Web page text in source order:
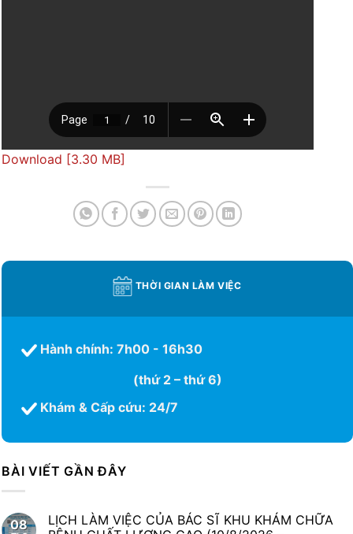
Download [3.30 MB]
THỜI GIAN LÀM VIỆC
Hành chính: 7h00 - 16h30
(thứ 2 – thứ 6)
Khám & Cấp cứu: 24/7
BÀI VIẾT GẦN ĐÂY
08
LỊCH LÀM VIỆC CỦA BÁC SĨ KHU KHÁM CHỮA